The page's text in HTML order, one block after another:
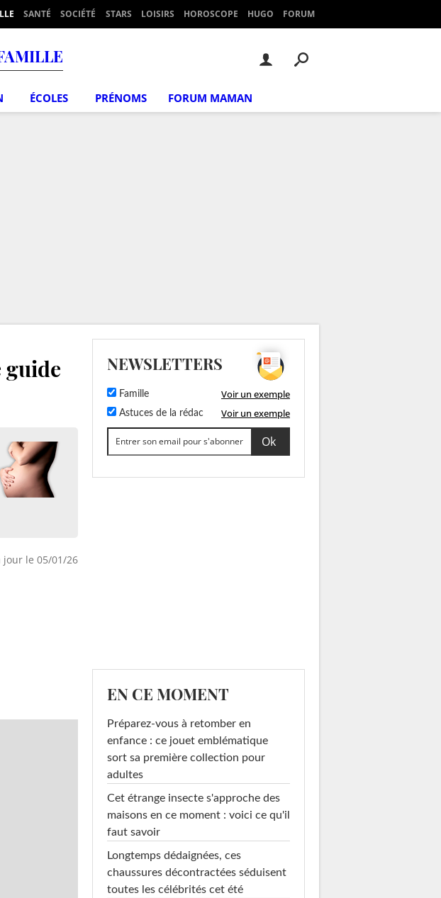
SANTÉ SOCIÉTÉ STARS LOISIRS HOROSCOPE HUGO FORUM
ÉCOLES PRÉNOMS FORUM MAMAN
guide
jour le 05/01/26
NEWSLETTERS
Famille Voir un exemple
Astuces de la rédac Voir un exemple
EN CE MOMENT
Préparez-vous à retomber en
enfance : ce jouet emblématique
sort sa première collection pour
adultes
Cet étrange insecte s'approche des
maisons en ce moment : voici ce qu'il
faut savoir
Longtemps dédaignées, ces
chaussures décontractées séduisent
toutes les célébrités cet été